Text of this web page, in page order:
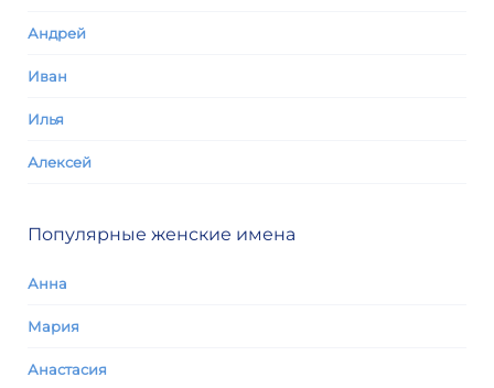
Андрей
Иван
Илья
Алексей
Популярные женские имена
Анна
Мария
Анастасия